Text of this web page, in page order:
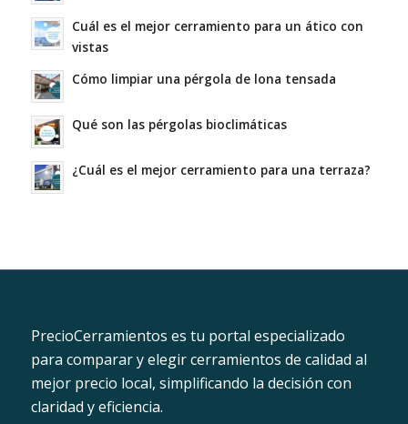
Cuál es el mejor cerramiento para un ático con
vistas
Cómo limpiar una pérgola de lona tensada
Qué son las pérgolas bioclimáticas
¿Cuál es el mejor cerramiento para una terraza?
PrecioCerramientos es tu portal especializado
para comparar y elegir cerramientos de calidad al
mejor precio local, simplificando la decisión con
claridad y eficiencia.